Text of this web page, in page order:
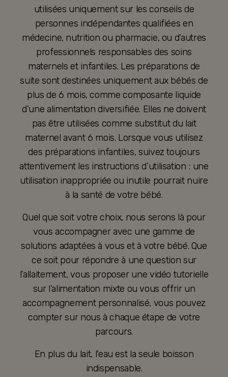
utilisées uniquement sur les conseils de
personnes indépendantes qualifiées en
médecine, nutrition ou pharmacie, ou d’autres
professionnels responsables des soins
maternels et infantiles. Les préparations de
suite sont destinées uniquement aux bébés de
plus de 6 mois, comme composante liquide
d’une alimentation diversifiée. Elles ne doivent
pas être utilisées comme substitut du lait
maternel avant 6 mois. Lorsque vous utilisez
des préparations infantiles, suivez toujours
attentivement les instructions d’utilisation : une
utilisation inappropriée ou inutile pourrait nuire
à la santé de votre bébé.
Quel que soit votre choix, nous serons là pour
vous accompagner avec une gamme de
solutions adaptées à vous et à votre bébé. Que
ce soit pour répondre à une question sur
l’allaitement, vous proposer une vidéo tutorielle
sur l’alimentation mixte ou vous offrir un
accompagnement personnalisé, vous pouvez
compter sur nous à chaque étape de votre
parcours.
En plus du lait, l'eau est la seule boisson
indispensable.